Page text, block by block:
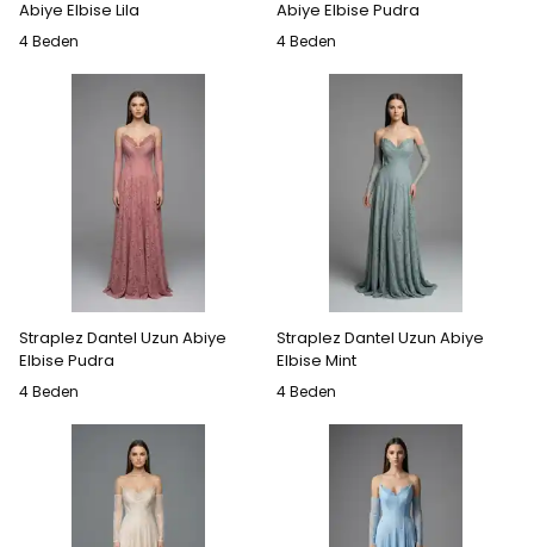
Abiye Elbise Lila
4 Beden
Abiye Elbise Pudra
4 Beden
Straplez Dantel Uzun Abiye
Elbise Pudra
4 Beden
Straplez Dantel Uzun Abiye
Elbise Mint
4 Beden